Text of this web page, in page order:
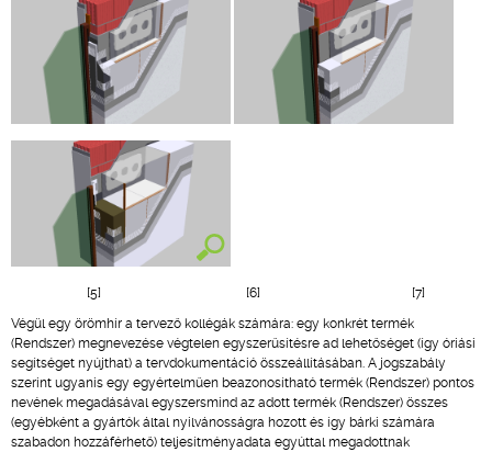
[5] [6] [7]
Végül egy örömhír a tervező kollégák számára: egy konkrét termék
(Rendszer) megnevezése végtelen egyszerűsítésre ad lehetőséget (így óriási
segítséget nyújthat) a tervdokumentáció összeállításában. A jogszabály
szerint ugyanis egy egyértelműen beazonosítható termék (Rendszer) pontos
nevének megadásával egyszersmind az adott termék (Rendszer) összes
(egyébként a gyártók által nyilvánosságra hozott és így bárki számára
szabadon hozzáférhető) teljesítményadata egyúttal megadottnak